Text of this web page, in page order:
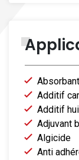
Absorbant
Additif
Additif
Adjuvant
Algicide
Anti